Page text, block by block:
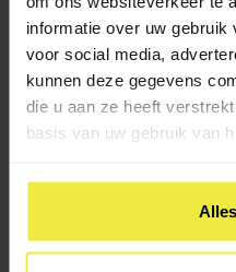
informatie over uw
voor social media,
kunnen deze gegevens
die u aan ze heeft
basis van uw gebruik van
Heb je een
helpen je graag.
Bel het adviespunt: